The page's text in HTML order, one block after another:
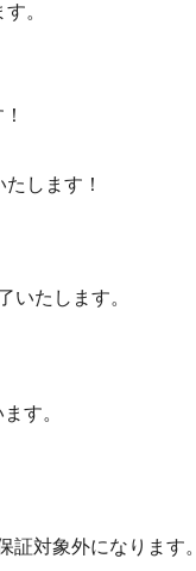
。
します！
いたします。
す。
対象外になります。